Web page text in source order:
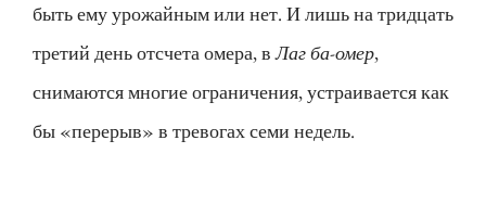
быть ему урожайным или нет. И лишь на тридцать
третий день отсчета омера, вЛаг ба-омер,
снимаются многие ограничения, устраивается как
бы «перерыв» в тревогах семи недель.